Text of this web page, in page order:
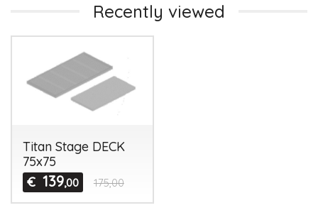
Recently viewed
Titan Stage DECK
75x75
€ 139,00 175,00